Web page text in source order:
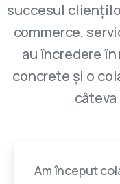
succesul
commerce,
au încredere
concrete și o
Am început